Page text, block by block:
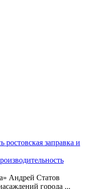
ростовская заправка и
Андрей Статов
города ...